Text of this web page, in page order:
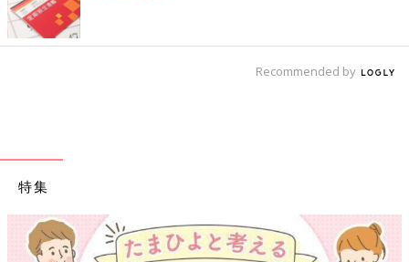
Recommended by
特集